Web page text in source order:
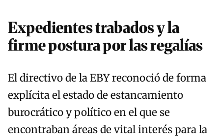
Expedientes trabados y la
firme postura por las regalías
El directivo de la EBY reconoció de forma
explícita el estado de estancamiento
burocrático y político en el que se
encontraban áreas de vital interés para la